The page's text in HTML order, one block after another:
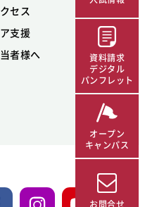
セス
支援
者様へ
資料請求
デジタル
パンフレット
オープン
キャンパス
お問合せ